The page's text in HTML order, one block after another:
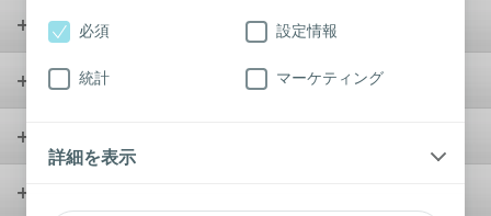
必須 設定情報
統計 マーケティング
詳細を表示
コンチネンスケア
ウンドケア